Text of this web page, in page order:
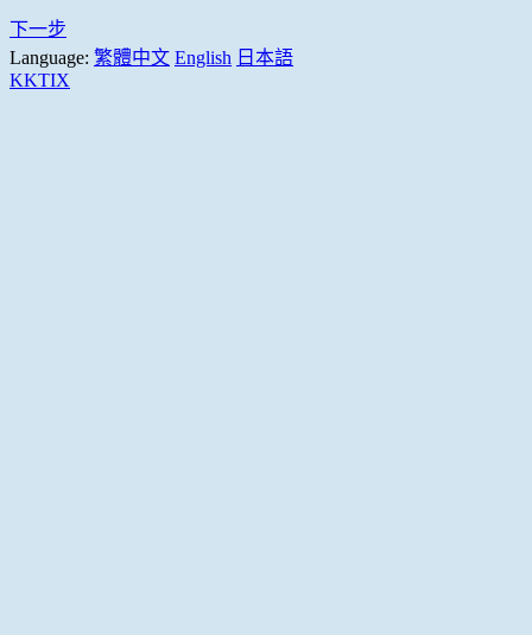
下一步
Language: 繁體中文 English 日本語
KKTIX